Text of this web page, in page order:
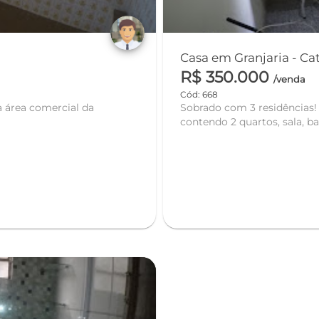
área comercial da
Casa
R$ 350.000/venda
Cód: 668
Sobrado com 3
contendo 2 quartos, sala,